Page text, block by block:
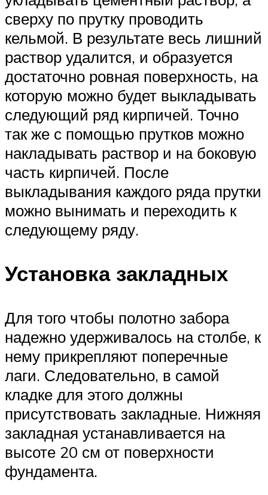
сверху по прутку проводить
кельмой. В результате весь лишний
раствор удалится, и образуется
достаточно ровная поверхность, на
которую можно будет выкладывать
следующий ряд кирпичей. Точно
так же с помощью прутков можно
накладывать раствор и на боковую
часть кирпичей. После
выкладывания каждого ряда прутки
можно вынимать и переходить к
следующему ряду.
Установка закладных
Для того чтобы полотно забора
надежно удерживалось на столбе, к
нему прикрепляют поперечные
лаги. Следовательно, в самой
кладке для этого должны
присутствовать закладные. Нижняя
закладная устанавливается на
высоте 20 см от поверхности
фундамента.